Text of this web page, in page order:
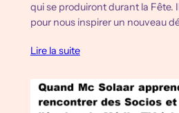
qui se produiront durant la Fête.
pour nous inspirer un nouveau
Lire la suite